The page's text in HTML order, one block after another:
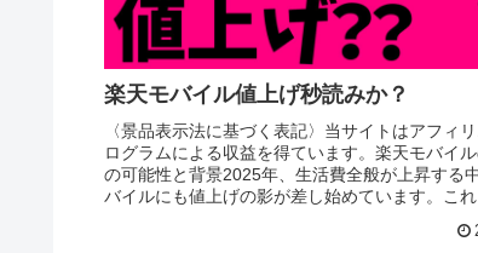
楽天モバイル値上げ秒読みか？
〈景品表示法に基づく表記〉当サイトはアフィ
ログラムによる収益を得ています。楽天モバイ
の可能性と背景2025年、生活費全般が上昇する
バイルにも値上げの影が差し始めています。こ